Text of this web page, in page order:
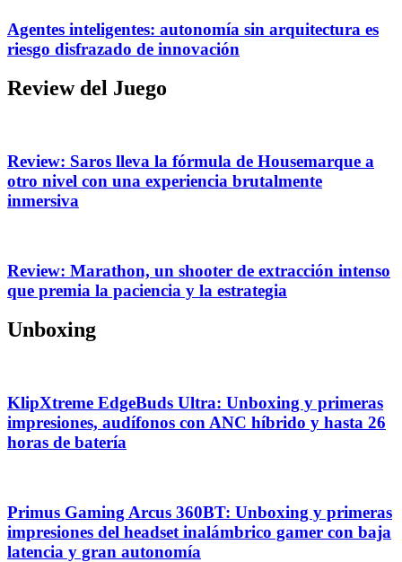
Agentes inteligentes: autonomía sin arquitectura es
riesgo disfrazado de innovación
Review del Juego
Review: Saros lleva la fórmula de Housemarque a
otro nivel con una experiencia brutalmente
inmersiva
Review: Marathon, un shooter de extracción intenso
que premia la paciencia y la estrategia
Unboxing
KlipXtreme EdgeBuds Ultra: Unboxing y primeras
impresiones, audífonos con ANC híbrido y hasta 26
horas de batería
Primus Gaming Arcus 360BT: Unboxing y primeras
impresiones del headset inalámbrico gamer con baja
latencia y gran autonomía